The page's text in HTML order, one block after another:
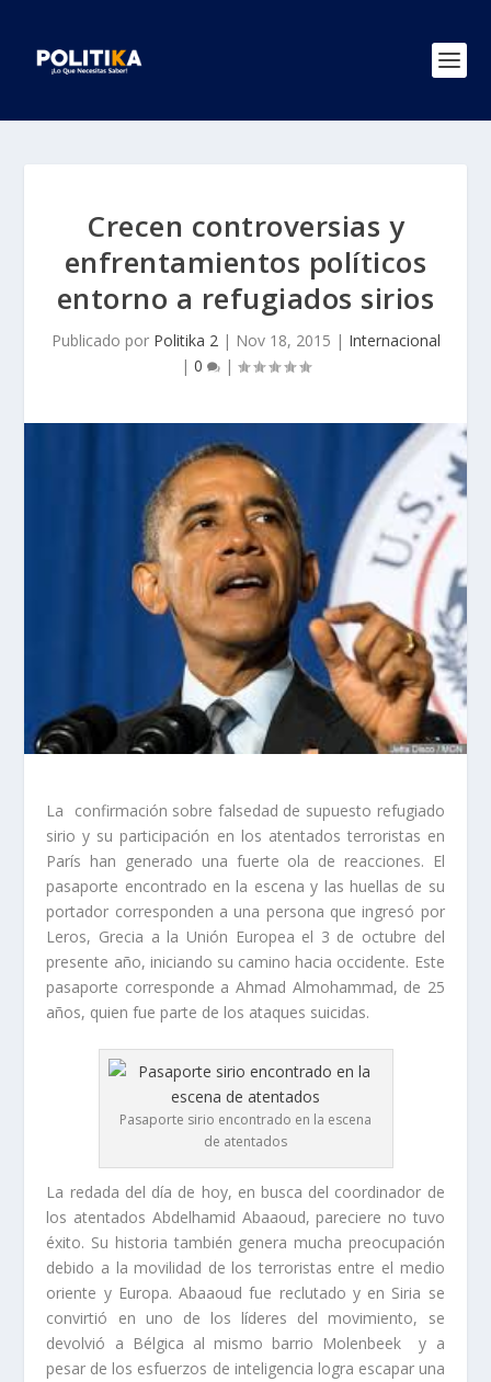
Crecen controversias y
enfrentamientos políticos
entorno a refugiados sirios
Publicado por Politika 2| Nov 18, 2015 | Internacional
| 0 |
La confirmación sobre falsedad de supuesto refugiado
sirio y su participación en los atentados terroristas en
París han generado una fuerte ola de reacciones. El
pasaporte encontrado en la escena y las huellas de su
portador corresponden a una persona que ingresó por
Leros, Grecia a la Unión Europea el 3 de octubre del
presente año, iniciando su camino hacia occidente. Este
pasaporte corresponde a Ahmad Almohammad, de 25
años, quien fue parte de los ataques suicidas.
Pasaporte sirio encontrado en la escena
de atentados
La redada del día de hoy, en busca del coordinador de
los atentados Abdelhamid Abaaoud, pareciere no tuvo
éxito. Su historia también genera mucha preocupación
debido a la movilidad de los terroristas entre el medio
oriente y Europa. Abaaoud fue reclutado y en Siria se
convirtió en uno de los líderes del movimiento, se
devolvió a Bélgica al mismo barrio Molenbeek y a
pesar de los esfuerzos de inteligencia logra escapar una